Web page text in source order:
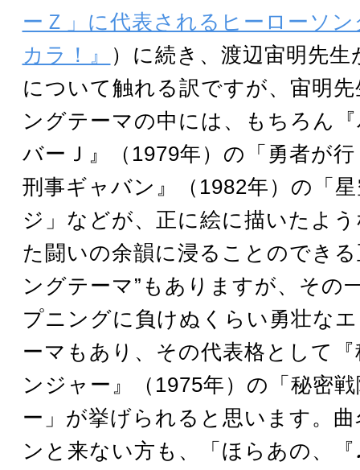
ーＺ」に代表されるヒーローソ
カラ！』
）に続き、渡辺宙明先
について触れる訳ですが、宙明
ングテーマの中には、もちろん
バーＪ』（1979年）の「勇者が
刑事ギャバン』（1982年）の「
ジ」などが、正に絵に描いたよ
た闘いの余韻に浸ることのでき
ングテーマ”もありますが、その
プニングに負けぬくらい勇壮な
ーマもあり、その代表格として
ンジャー』（1975年）の「秘密
ー」が挙げられると思います。
ンと来ない方も、「ほらあの、